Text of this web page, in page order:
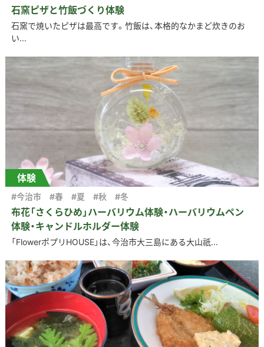
石窯ピザと竹飯づくり体験
石窯で焼いたピザは最高です。竹飯は、本格的なかまど炊きのお
い...
体験
布花「さくらひめ」ハーバリウム体験・ハーバリウムペン
体験・キャンドルホルダー体験
#今治市 #春 #夏 #秋 #冬
「FlowerポプリHOUSE」は、今治市大三島にある大山祇...